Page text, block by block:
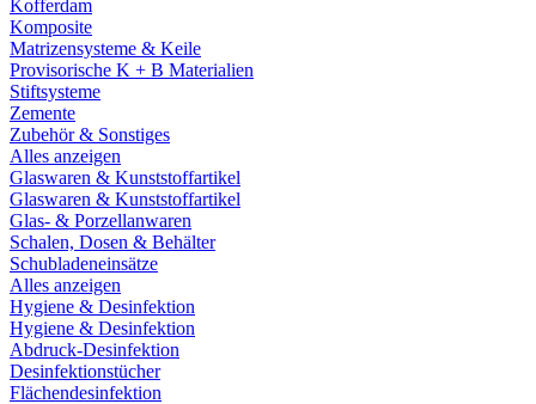
Kofferdam
Komposite
Matrizensysteme & Keile
Provisorische K + B Materialien
Stiftsysteme
Zemente
Zubehör & Sonstiges
Alles anzeigen
Glaswaren & Kunststoffartikel
Glaswaren & Kunststoffartikel
Glas- & Porzellanwaren
Schalen, Dosen & Behälter
Schubladeneinsätze
Alles anzeigen
Hygiene & Desinfektion
Hygiene & Desinfektion
Abdruck-Desinfektion
Desinfektionstücher
Flächendesinfektion